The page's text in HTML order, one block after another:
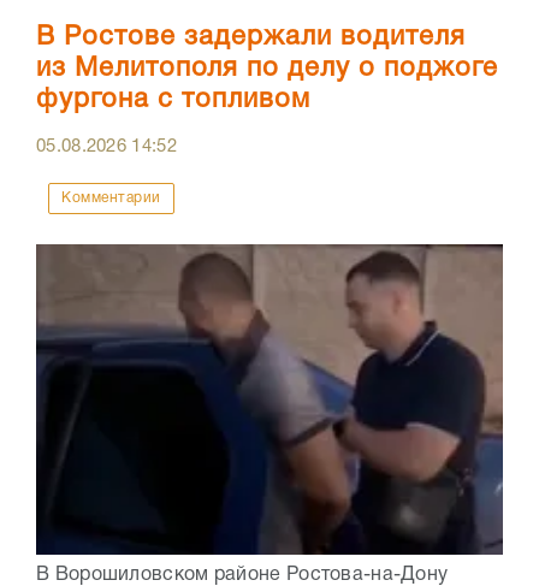
В Ростове задержали водителя
из Мелитополя по делу о поджоге
фургона с топливом
05.08.2026 14:52
Комментарии
В Ворошиловском районе Ростова-на-Дону